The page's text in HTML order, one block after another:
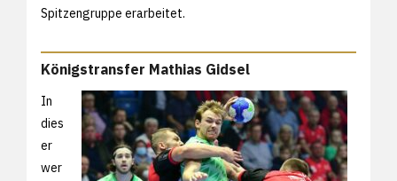
Spitzengruppe erarbeitet.
Königstransfer Mathias Gidsel
In
dies
er
wer